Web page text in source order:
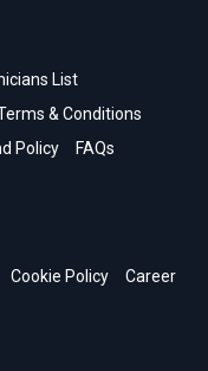
List
& Conditions
Policy FAQs
Cookie Policy Career